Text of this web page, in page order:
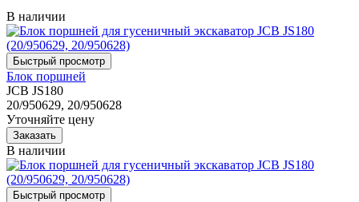
В наличии
Блок поршней
JCB JS180
20/950629, 20/950628
Уточняйте цену
В наличии